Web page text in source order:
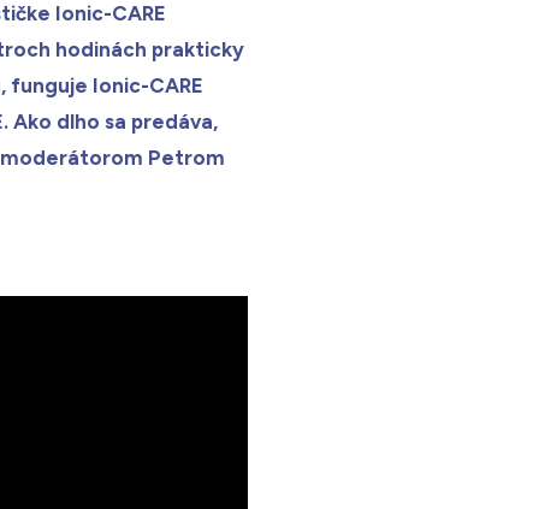
Ionic-CARE
hodinách prakticky
funguje Ionic-CARE
Ako dlho sa predáva,
moderátorom Petrom